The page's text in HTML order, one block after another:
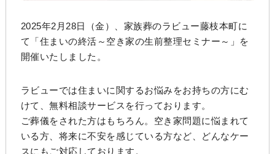
2025年2月28日（金）、家族葬のラビュー藤枝本町に
て「住まいの終活～空き家の生前整理セミナー～」を
開催いたしました。
ラビューでは住まいに関するお悩みをお持ちの方にむ
けて、無料相談サービスを行っております。
ご葬儀をされた方はもちろん。空き家問題に悩まれて
いる方、将来に不安を感じている方など、どんなケー
スにもご対応しております。